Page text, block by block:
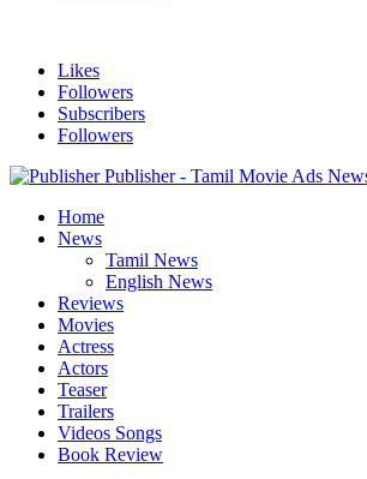
Likes
Followers
Subscribers
Followers
Publisher - Tamil Movie Ads
Home
News
Tamil News
English News
Reviews
Movies
Actress
Actors
Teaser
Trailers
Videos Songs
Book Review